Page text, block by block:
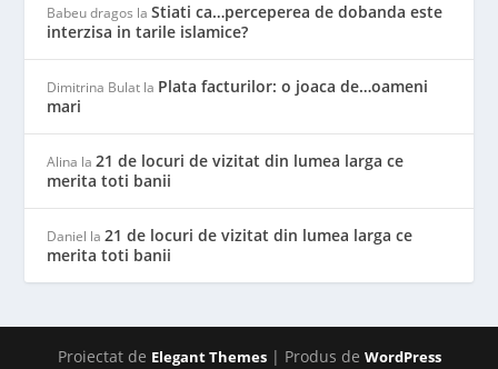
Babeu dragos laStiati ca…perceperea de dobanda este
interzisa in tarile islamice?
Dimitrina Bulat la Plata facturilor: o joaca de…oameni
mari
Alina la21 de locuri de vizitat din lumea larga ce
merita toti banii
Daniel la21 de locuri de vizitat din lumea larga ce
merita toti banii
Proiectat de Elegant Themes| Produs de WordPress